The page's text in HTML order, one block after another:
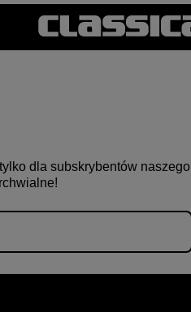
dla subskrybentów naszego